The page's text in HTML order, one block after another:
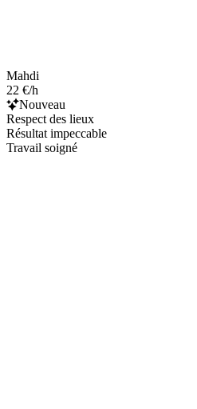
Mahdi
22 €/h
Nouveau
Respect des lieux
Résultat impeccable
Travail soigné